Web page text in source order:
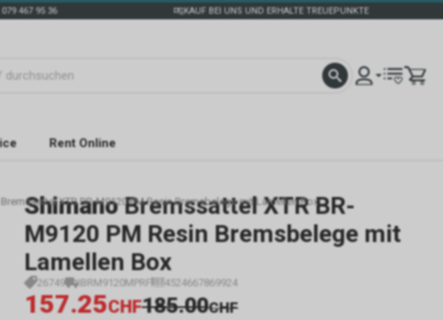
467 95 36 KAUF BEI UNS UND ERHALTE TREUEPUNKTE
Rent Online
XTR BR-M9120 PM Resin Bremsbelege mit Lamellen Box
Shimano Bremssattel XTR BR-
M9120 PM Resin Bremsbelege mit
Lamellen Box
26749 IBRM9120MPRF 4524667869924
157.25CHF185.00CHF